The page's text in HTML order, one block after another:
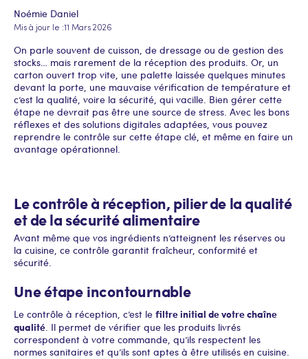
Noémie Daniel
Mis à jour le :11 Mars 2026
On parle souvent de cuisson, de dressage ou de gestion des
stocks… mais rarement de la réception des produits. Or, un
carton ouvert trop vite, une palette laissée quelques minutes
devant la porte, une mauvaise vérification de température et
c’est la qualité, voire la sécurité, qui vacille. Bien gérer cette
étape ne devrait pas être une source de stress. Avec les bons
réflexes et des solutions digitales adaptées, vous pouvez
reprendre le contrôle sur cette étape clé, et même en faire un
avantage opérationnel.
Le contrôle à réception, pilier de la qualité
et de la sécurité alimentaire
Avant même que vos ingrédients n’atteignent les réserves ou
la cuisine, ce contrôle garantit fraîcheur, conformité et
sécurité.
Une étape incontournable
Le contrôle à réception, c’est le filtre initial de votre chaîne
qualité. Il permet de vérifier que les produits livrés
correspondent à votre commande, qu’ils respectent les
normes sanitaires et qu’ils sont aptes à être utilisés en cuisine.